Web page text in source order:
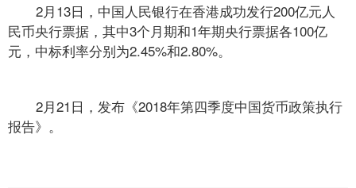
2月13日，中国人民银行在香港成功发行200亿元人
民币央行票据，其中3个月期和1年期央行票据各100亿
元，中标利率分别为2.45%和2.80%。
2月21日，发布《2018年第四季度中国货币政策执行
报告》。